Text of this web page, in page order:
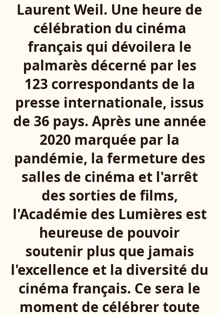
Laurent Weil. Une heure de
célébration du cinéma
français qui dévoilera le
palmarès décerné par les
123 correspondants de la
presse internationale, issus
de 36 pays. Après une année
2020 marquée par la
pandémie, la fermeture des
salles de cinéma et l'arrêt
des sorties de films,
l'Académie des Lumières est
heureuse de pouvoir
soutenir plus que jamais
l'excellence et la diversité du
cinéma français. Ce sera le
moment de célébrer toute